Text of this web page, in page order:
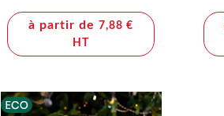
à partir de7,88 €
HT